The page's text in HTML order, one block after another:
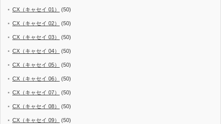
CX（キャセイ 01） (50)
CX（キャセイ 02） (50)
CX（キャセイ 03） (50)
CX（キャセイ 04） (50)
CX（キャセイ 05） (50)
CX（キャセイ 06） (50)
CX（キャセイ 07） (50)
CX（キャセイ 08） (50)
CX（キャセイ 09） (50)